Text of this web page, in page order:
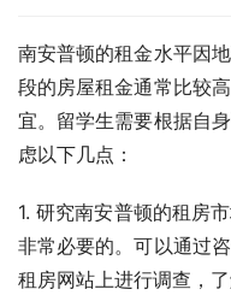
南安普顿的租金水平因
段的房屋租金通常比较
宜。留学生需要根据自
虑以下几点：
1. 研究南安普顿的租房
非常必要的。可以通过
租房网站上进行调查，